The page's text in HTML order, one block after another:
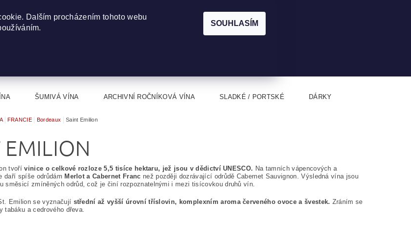
ŠUMIVÁ VÍNA ARCHIVNÍ ROČNÍKOVÁ VÍNA SLADKÉ / PORTSKÉ DÁRKY
FRANCIE Bordeaux Saint Emilion
EMILION
tvořívinice o celkové rozloze 5,5 tisíce hektaru, jež jsou v dědictví UNESCO. Na tamních vápencových a
daří spíše odrůdám Merlot a Cabernet Franc než později dozrávající odrůdě Cabernet Sauvignon. Výsledná vína jsou
směsicí zmíněných odrůd, což je činí rozpoznatelnými i mezi tisícovkou druhů vín.
Emilion se vyznačují střední až vyšší úrovní tříslovin, komplexním aroma červeného ovoce a švestek. Zráním se
tabáku a cedrového dřeva.
Dalším procházením tohoto webu
SOUHLASÍM